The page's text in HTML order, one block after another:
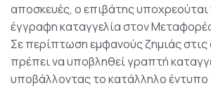
αποσκευές, ο επιβάτης υποχρεούται
έγγραφη καταγγελία στον
Σε περίπτωση εμφανούς ζημιάς στις
πρέπει να υποβληθεί γραπτή
υποβάλλοντας το κατάλληλο